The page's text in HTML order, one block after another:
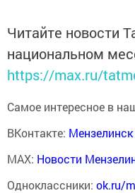
Читайте новости
национальном
https://max.ru/
Самое интересное в
ВКонтакте:
MAX: Новости
Одноклассники: ok.ru/